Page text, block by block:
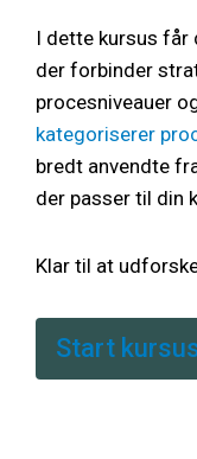
I dette kursus får
der forbinder
procesniveauer
kategoriserer
bredt anvendte
der passer til din
Klar til at
Start